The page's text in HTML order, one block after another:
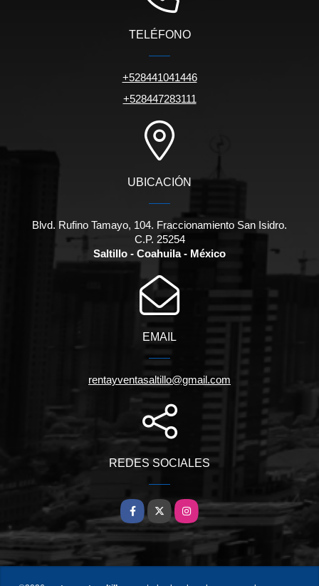
TELÉFONO
+528441041446
+528447283111
UBICACIÓN
Blvd. Rufino Tamayo, 104. Fraccionamiento San Isidro.
C.P. 25254
Saltillo - Coahuila - México
EMAIL
rentayventasaltillo@gmail.com
REDES SOCIALES
Facebook
X Instagram